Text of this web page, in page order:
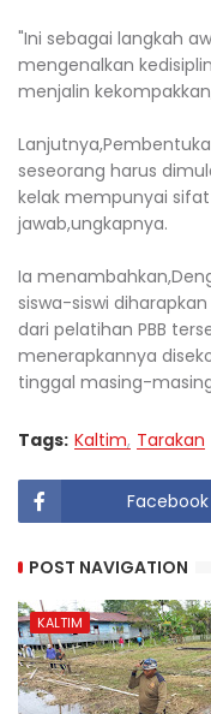
"Ini sebagai langkah
mengenalkan
menjalin
seseorang harus
kelak mempunyai
jawab,ungkapnya.
Ia
siswa-siswi
dari pelatihan PBB
menerapkannya
tinggal masing-
Tags: Kaltim Tarakan
Facebook
POST NAVIGATION
KALTIM